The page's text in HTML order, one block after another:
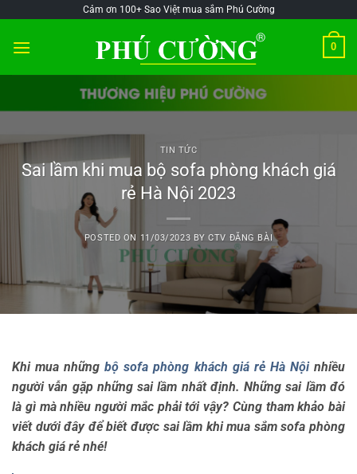
content
Cảm ơn 100+ Sao Việt mua sắm Phú Cường
0
TIN TỨC
Sai lầm khi mua bộ sofa phòng khách giá
rẻ Hà Nội 2023
POSTED ON 11/03/2023 BYCTV ĐĂNG BÀI
Khi mua nhữngbộ sofa phòng khách giá rẻ Hà Nộinhiều
người vẫn gặp những sai lầm nhất định. Những sai lầm đó
là gì mà nhiều người mắc phải tới vậy? Cùng tham khảo bài
viết dưới đây để biết được sai lầm khi mua sắm sofa phòng
khách giá rẻ nhé!
mỪng1
mỪng1